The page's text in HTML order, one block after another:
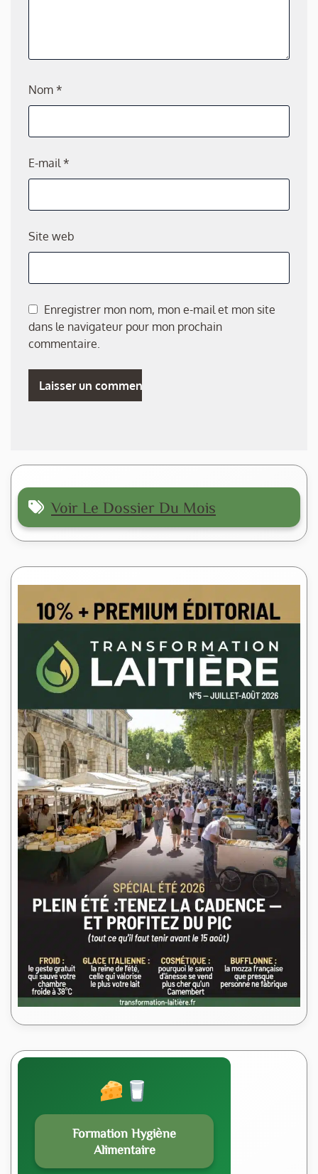
Nom *
E-mail*
Site web
Enregistrer mon nom, mon e-mail et mon site
dans le navigateur pour mon prochain
commentaire.
Voir Le Dossier Du Mois
Formation Hygiène
Alimentaire